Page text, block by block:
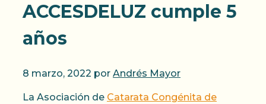
ACCESDELUZ cumple 5
años
8 marzo, 2022 por Andrés Mayor
La Asociación de Catarata Congénita de